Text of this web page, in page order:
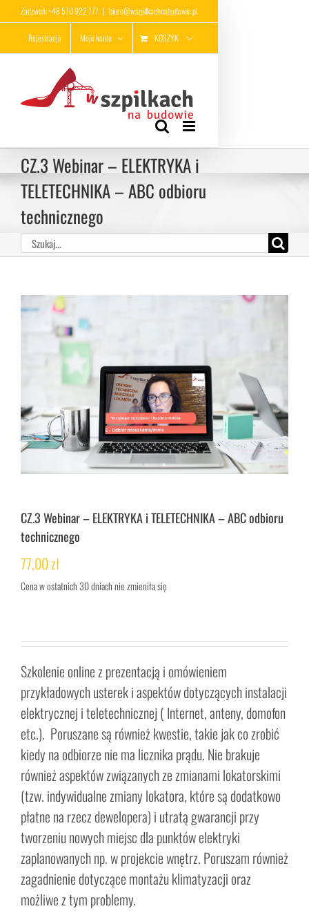
Przejdź
zawartości
Zadzwoń: +48 570 922 777 | biuro@wszpilkachnabudowie.pl
Rejestracja Moje konto KOSZYK
CZ.3 Webinar – ELEKTRYKA i
TELETECHNIKA – ABC odbioru
technicznego
Szukaj
CZ.3 Webinar – ELEKTRYKA i TELETECHNIKA – ABC odbioru
technicznego
77,00zł
Cena w ostatnich 30 dniach nie zmieniła się
Szkolenie online z prezentacją i omówieniem
przykładowych usterek i aspektów dotyczących instalacji
elektrycznej i teletechnicznej ( Internet, anteny, domofon
etc.). Poruszane są również kwestie, takie jak co zrobić
kiedy na odbiorze nie ma licznika prądu. Nie brakuje
również aspektów związanych ze zmianami lokatorskimi
(tzw. indywidualne zmiany lokatora, które są dodatkowo
płatne na rzecz dewelopera) i utratą gwarancji przy
tworzeniu nowych miejsc dla punktów elektryki
zaplanowanych np. w projekcie wnętrz. Poruszam również
zagadnienie dotyczące montażu klimatyzacji oraz
możliwe z tym problemy.